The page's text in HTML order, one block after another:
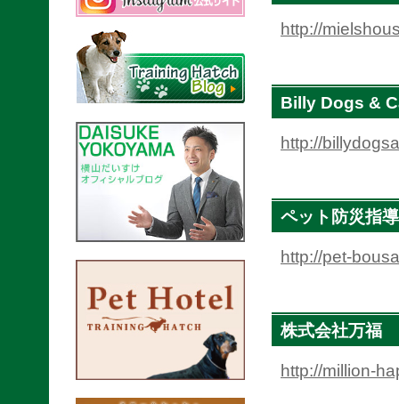
http://
Billy Dogs &
http://
ペット防災指
http://pet-
株式会社万福
http://million-